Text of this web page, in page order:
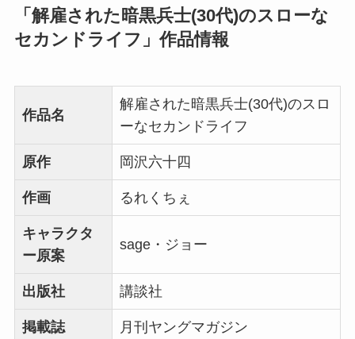
「解雇された暗黒兵士(30代)のスローな
セカンドライフ」作品情報
作品名
解雇された暗黒兵士(30代)のスロ
ーなセカンドライフ
原作 岡沢六十四
作画 るれくちぇ
キャラクタ
ー原案
sage・ジョー
出版社 講談社
掲載誌 月刊ヤングマガジン